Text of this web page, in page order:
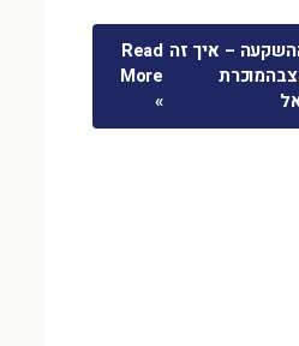
– איך זה Read
More
»